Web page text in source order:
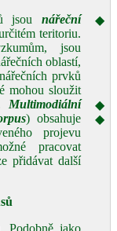
jsou nářeční
teritoriu.
jsou
oblastí,
prvků
mohou sloužit
Multimodiální
) obsahuje
projevu
pracovat
přidávat další
Podobně jako
◆
◆
◆